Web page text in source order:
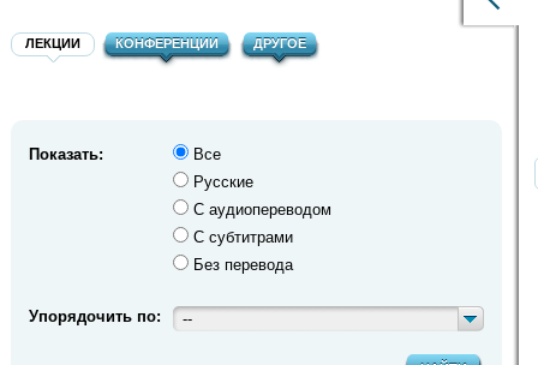
ЛЕКЦИИ КОНФЕРЕНЦИИ ДРУГОЕ
Показать:
Все
Русские
С аудиопереводом
С субтитрами
Без перевода
Упорядочить по: --